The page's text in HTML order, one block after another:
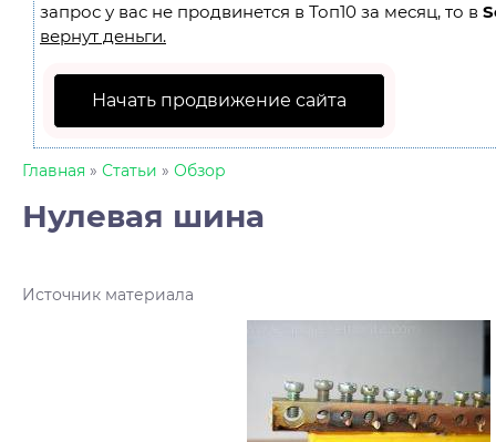
запрос у вас не продвинется в Топ10 за месяц, то в
вернут деньги.
Начать продвижение сайта
Главная » Статьи » Обзор
Нулевая шина
Источник материала